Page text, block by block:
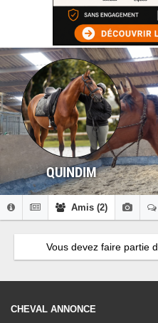
QUINDIM
Amis (2)
Vous devez faire partie
CHEVAL ANNONCE